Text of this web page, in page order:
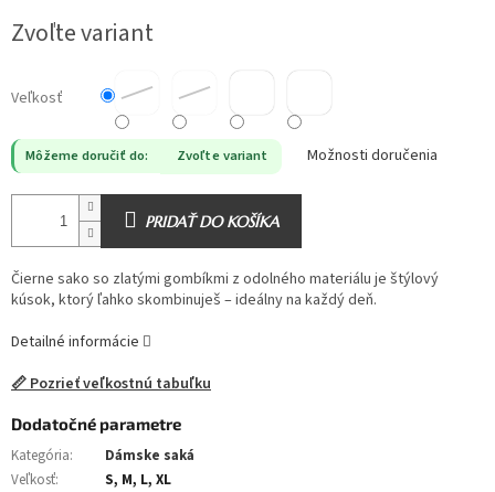
cena:
Zvoľte variant
Veľkosť
Môžeme doručiť do: Zvoľte variant Možnosti doručenia
PRIDAŤ DO KOŠÍKA
Čierne sako so zlatými gombíkmi z odolného materiálu je štýlový
kúsok, ktorý ľahko skombinuješ – ideálny na každý deň.
Detailné informácie
📏 Pozrieť veľkostnú tabuľku
Dodatočné parametre
Kategória:
Dámske saká
Veľkosť:
S, M, L, XL